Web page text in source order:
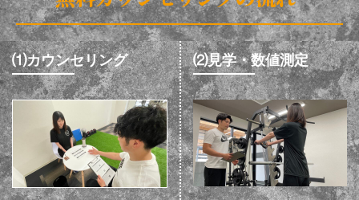
⑴カウンセリング ⑵見学・数値測定